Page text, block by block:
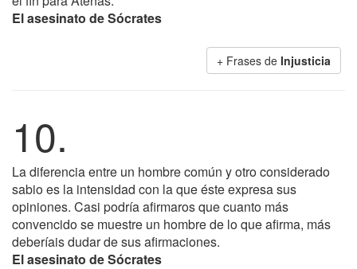
El asesinato de Sócrates
+ Frases de Injusticia
10.
La diferencia entre un hombre común y otro considerado
sabio es la intensidad con la que éste expresa sus
opiniones. Casi podría afirmaros que cuanto más
convencido se muestre un hombre de lo que afirma, más
deberíais dudar de sus afirmaciones.
El asesinato de Sócrates